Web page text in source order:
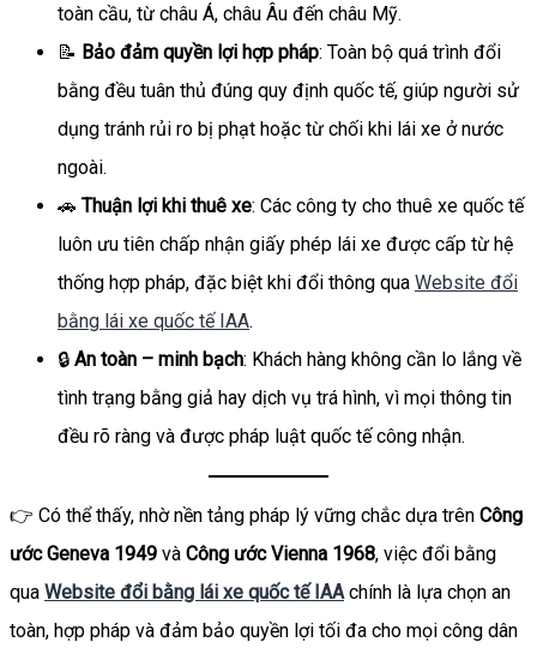
toàn cầu, từ châu Á, châu Âu đến châu Mỹ.
📝 Bảo đảm quyền lợi hợp pháp: Toàn bộ quá trình đổi
bằng đều tuân thủ đúng quy định quốc tế, giúp người sử
dụng tránh rủi ro bị phạt hoặc từ chối khi lái xe ở nước
ngoài.
🚗 Thuận lợi khi thuê xe: Các công ty cho thuê xe quốc tế
luôn ưu tiên chấp nhận giấy phép lái xe được cấp từ hệ
thống hợp pháp, đặc biệt khi đổi thông qua Website đổi
bằng lái xe quốc tế IAA.
🔒 An toàn – minh bạch: Khách hàng không cần lo lắng về
tình trạng bằng giả hay dịch vụ trá hình, vì mọi thông tin
đều rõ ràng và được pháp luật quốc tế công nhận.
👉 Có thể thấy, nhờ nền tảng pháp lý vững chắc dựa trên Công
ước Geneva 1949 và Công ước Vienna 1968, việc đổi bằng
qua Website đổi bằng lái xe quốc tế IAA chính là lựa chọn an
toàn, hợp pháp và đảm bảo quyền lợi tối đa cho mọi công dân